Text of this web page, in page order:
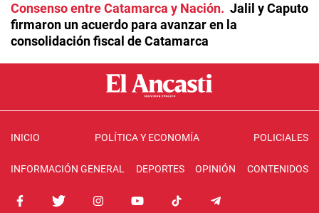
Consenso entre Catamarca y Nación
Jalil y Caputo
firmaron un acuerdo para avanzar en la
consolidación fiscal de Catamarca
INICIO POLÍTICA Y ECONOMÍA POLICIALES
INFORMACIÓN GENERAL DEPORTES OPINIÓN CONTENIDOS